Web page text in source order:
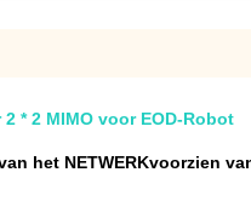
* 2 MIMO voor EOD-Robot
het NETWERKvoorzien